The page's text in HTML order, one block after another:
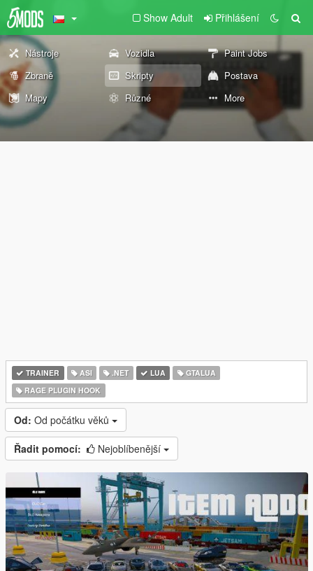
Show Adult Přihlášení
Nástroje Vozidla
Paint Jobs
Zbraně
Skripty
Postava
Mapy
Různé More
TRAINER ASI .NET LUA
GTALUA
RAGE PLUGIN HOOK
Od: Od počátku věků
Řadit pomocí: Nejoblíbenější